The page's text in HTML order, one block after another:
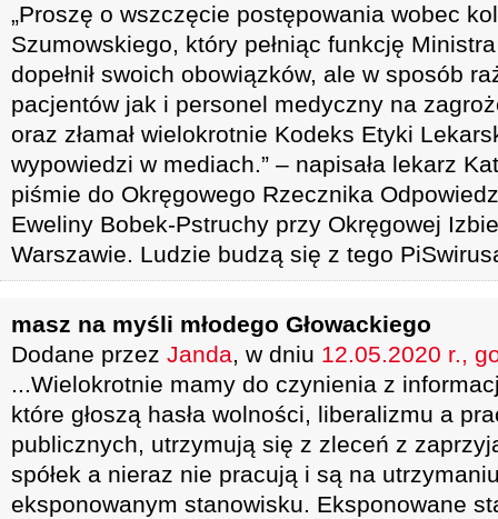
„Proszę o wszczęcie postępowania wobec
Szumowskiego, który pełniąc funkcję
dopełnił swoich obowiązków, ale w sposób
pacjentów jak i personel medyczny na
oraz złamał wielokrotnie Kodeks Etyki
wypowiedzi w mediach.” – napisała lekarz
piśmie do Okręgowego Rzecznika
Eweliny Bobek-Pstruchy przy Okręgowej
Warszawie. Ludzie budzą się z tego
masz na myśli młodego Głowackiego
Dodane przez Janda, w dniu 12.05.2020 r.,
...Wielokrotnie mamy do czynienia z
które głoszą hasła wolności, liberalizmu a
publicznych, utrzymują się z zleceń z
spółek a nieraz nie pracują i są na
eksponowanym stanowisku. Eksponowane